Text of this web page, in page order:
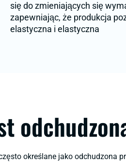
się do zmieniających się
zapewniając, że produkcja
elastyczna i elastyczna
określane jako odchudzona